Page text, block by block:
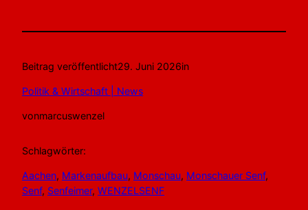
Beitrag veröffentlicht29. Juni 2026in
Politik & Wirtschaft | News
vonmarcuswenzel
Schlagwörter:
Aachen, Markenaufbau, Monschau, Monschauer Senf
Senf, Senfeimer, WENZELSENF